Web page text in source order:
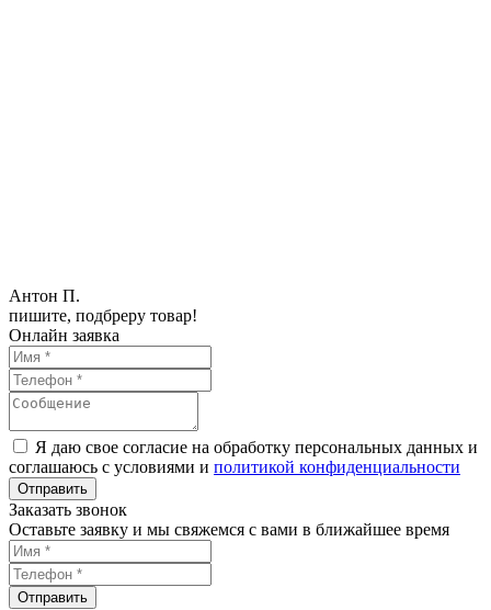
Антон П.
пишите, подбреру товар!
Онлайн заявка
Я даю свое согласие на обработку персональных данных и
соглашаюсь с условиями и политикой конфиденциальности
Заказать звонок
Оставьте заявку и мы свяжемся с вами в ближайшее время